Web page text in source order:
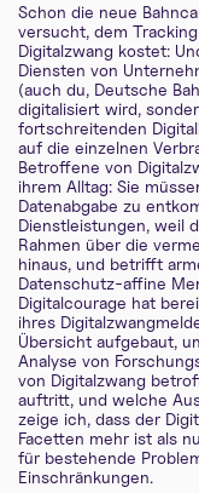
Schon die neue
versucht, dem
Digitalzwang kostet:
Diensten von
(auch du, Deutsche
digitalisiert wird,
fortschreitenden
auf die einzelnen
Betroffene von
ihrem Alltag: Sie
Datenabgabe zu
Dienstleistungen, weil
Rahmen über die
hinaus, und betrifft
Datenschutz-affine
Digitalcourage hat
ihres
Übersicht aufgebaut,
Analyse von
von Digitalzwang
auftritt, und welche
zeige ich, dass der
Facetten mehr ist als
für bestehende
Einschränkungen.